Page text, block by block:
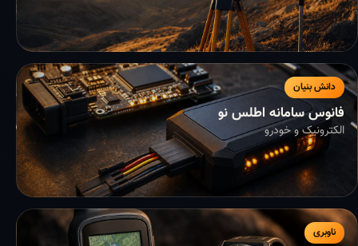
دانش بنیان
فانوس سامانه اطلس نو
الکترونیک و خودرو
ناوبری